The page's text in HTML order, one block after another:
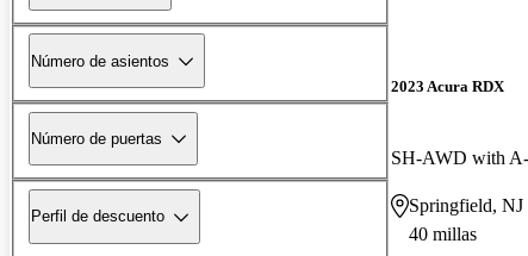
Número de asientos
Número de puertas
Perfil de descuento
2023 Acura RDX
SH-AWD with A-
Springfield, NJ
40 millas